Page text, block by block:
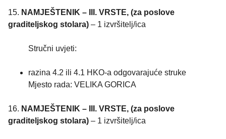
15. NAMJEŠTENIK – III. VRSTE, (za poslove
graditeljskog stolara) – 1 izvršitelj/ica
Stručni uvjeti:
razina 4.2 ili 4.1 HKO-a odgovarajuće struke
Mjesto rada: VELIKA GORICA
16. NAMJEŠTENIK – III. VRSTE, (za poslove
graditeljskog stolara) – 1 izvršitelj/ica